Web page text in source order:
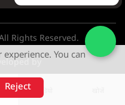
Rights Reserved.
by
You can
Reject